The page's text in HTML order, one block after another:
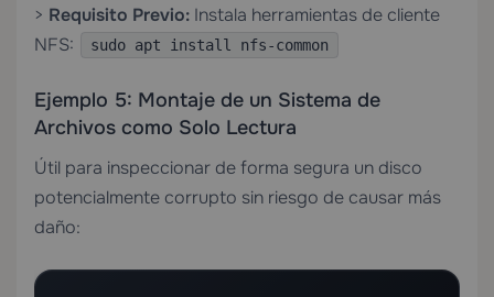
> Requisito Previo: Instala herramientas de cliente
NFS:
sudo apt install nfs-common
Ejemplo 5: Montaje de un Sistema de
Archivos como Solo Lectura
Útil para inspeccionar de forma segura un disco
potencialmente corrupto sin riesgo de causar más
daño: